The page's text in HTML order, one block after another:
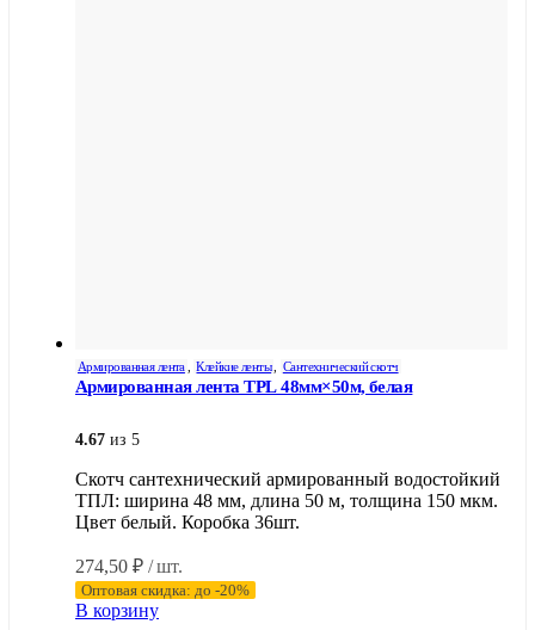
Армированная лента, Клейкие ленты, Сантехнический скотч
Армированная лента TPL 48мм×50м, белая
4.67 из 5
Скотч сантехнический армированный водостойкий
ТПЛ: ширина 48 мм, длина 50 м, толщина 150 мкм.
Цвет белый. Коробка 36шт.
274,50 ₽ / шт.
Оптовая скидка: до -20%
В корзину